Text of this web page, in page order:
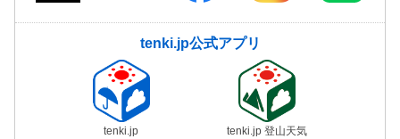
tenki.jp公式アプリ
tenki.jp tenki.jp 登山天気